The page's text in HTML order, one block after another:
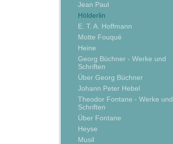
Jean Paul
Hölderlin
E. T. A. Hoffmann
Motte Fouqué
Heine
Georg Büchner - Werke und
Schriften
Über Georg Büchner
Johann Peter Hebel
Theodor Fontane - Werke und
Schriften
Über Fontane
Heyse
Musil